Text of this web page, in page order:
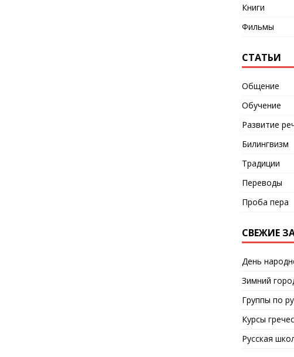
Книги
Фильмы
СТАТЬИ
Общение
Обучение
Развитие
Билингвизм
Традиции
Переводы
Проба пера
СВЕЖИЕ
День
Зимний
Группы по
Курсы
Русская